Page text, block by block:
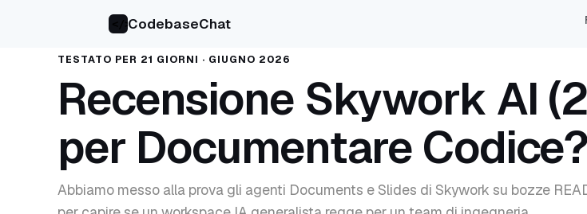
TESTATO PER 21 GIORNI · GIUGNO 2026
Recensione Skywork AI
per Documentare Codice?
Abbiamo messo alla prova gli agenti Documents e Slides di Skywork su bozze
</>CodebaseChat